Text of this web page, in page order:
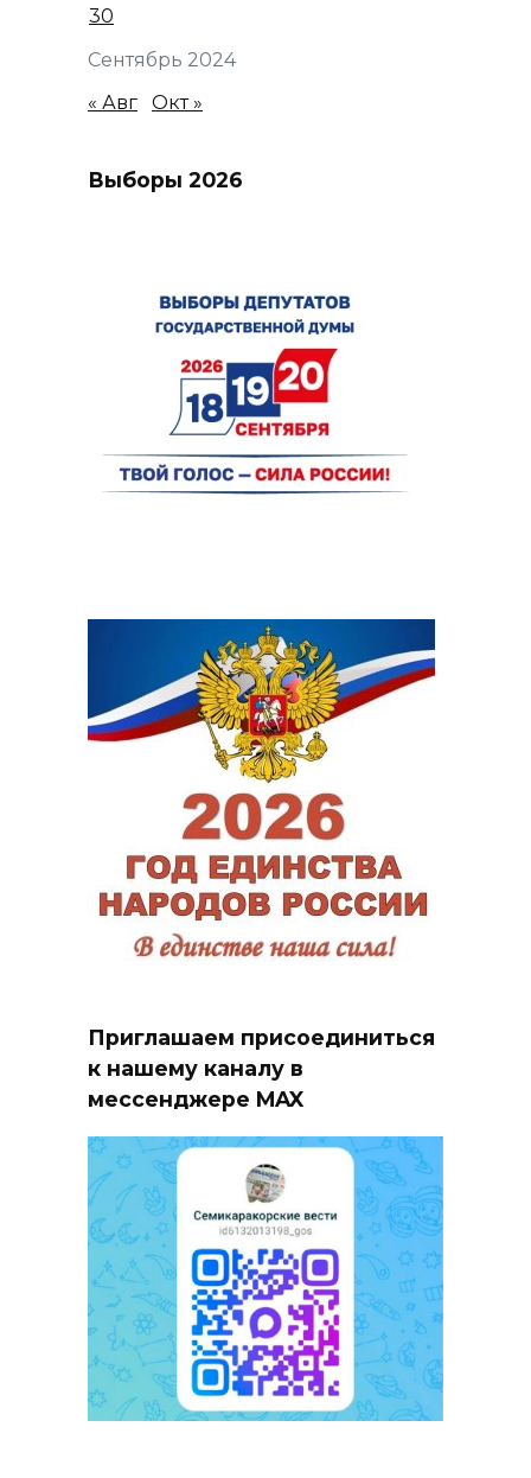
Сентябрь 2024
30
« Авг Окт »
Выборы 2026
Приглашаем присоединиться
к нашему каналу в
мессенджере MAX